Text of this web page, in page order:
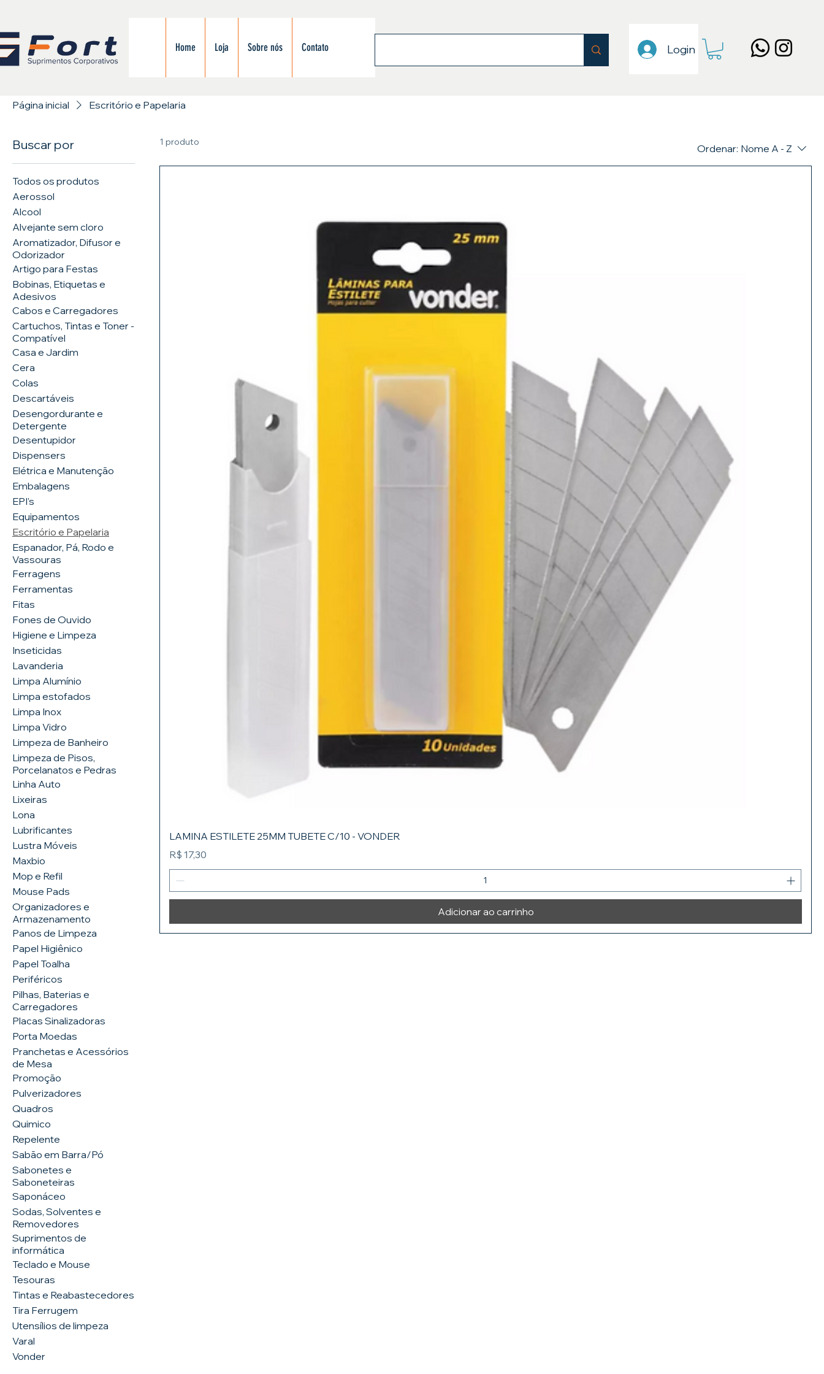
Home Loja Sobre nós Contato Login
Página inicial Escritório e Papelaria
Buscar por
Todos os produtos
Aerossol
Alcool
Alvejante sem cloro
Aromatizador, Difusor e
Odorizador
Artigo para Festas
Bobinas, Etiquetas e
Adesivos
Cabos e Carregadores
Cartuchos, Tintas e Toner -
Compatível
Casa e Jardim
Cera
Colas
Descartáveis
Desengordurante e
Detergente
Desentupidor
Dispensers
Elétrica e Manutenção
Embalagens
EPI's
Equipamentos
Escritório e Papelaria
Espanador, Pá, Rodo e
Vassouras
Ferragens
Ferramentas
Fitas
Fones de Ouvido
Higiene e Limpeza
Inseticidas
Lavanderia
Limpa Alumínio
Limpa estofados
Limpa Inox
Limpa Vidro
Limpeza de Banheiro
Limpeza de Pisos,
Porcelanatos e Pedras
Linha Auto
Lixeiras
Lona
Lubrificantes
Lustra Móveis
Maxbio
Mop e Refil
Mouse Pads
Organizadores e
Armazenamento
Panos de Limpeza
Papel Higiênico
Papel Toalha
Periféricos
Pilhas, Baterias e
Carregadores
Placas Sinalizadoras
Porta Moedas
Pranchetas e Acessórios
de Mesa
Promoção
Pulverizadores
Quadros
Quimico
Repelente
Sabão em Barra/Pó
Sabonetes e
Saboneteiras
Saponáceo
Sodas, Solventes e
Removedores
Suprimentos de
informática
Teclado e Mouse
Tesouras
Tintas e Reabastecedores
Tira Ferrugem
Utensílios de limpeza
Varal
Vonder
1 produto
Ordenar: Nome A - Z
LAMINA ESTILETE 25MM TUBETE C/10 - VONDER
Preço
R$ 17,30
Adicionar ao carrinho